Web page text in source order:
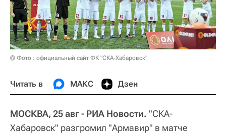
© Фото : официальный сайт ФК "СКА-Хабаровск"
Читать в МАКС Дзен
МОСКВА, 25 авг - РИА Новости. "СКА-
Хабаровск" разгромил "Армавир" в матче